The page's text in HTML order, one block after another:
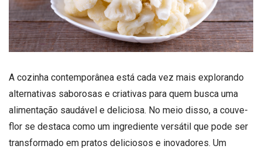
A cozinha contemporânea está cada vez mais explorando
alternativas saborosas e criativas para quem busca uma
alimentação saudável e deliciosa. No meio disso, a couve-
flor se destaca como um ingrediente versátil que pode ser
transformado em pratos deliciosos e inovadores. Um